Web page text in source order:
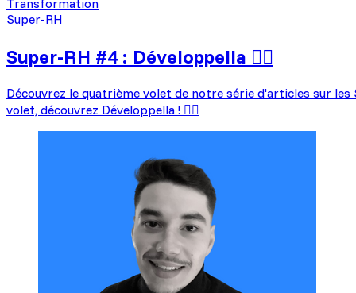
Super-RH
Super-RH #4 : Développella 🦸‍♀️
Découvrez le quatrième volet de notre série d'articles sur
volet, découvrez Développella ! 🦸‍♂️